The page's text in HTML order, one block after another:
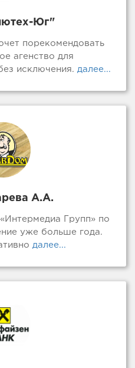
Юг"
порекомендовать
агенство для
исключения.
далее...
А.А.
Групп» по
уже больше года.
далее...